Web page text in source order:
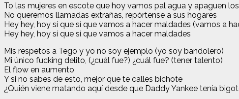
To las mujeres en escote que hoy vamos pal agua y apaguen
No queremos llamadas extrañas, repórtense a sus hogares
Hey hey, hoy sí que sí que vamos a hacer maldades (vamos a
Hey hey, hoy sí que sí que vamos a hacer maldades
Mis respetos a Tego y yo no soy ejemplo (yo soy bandolero)
Mi único fucking delito, (¿cuál fue?) ¿cuál fue? (tener talento)
El flow en aumento
Y si no sabes de esto, mejor que te calles bichote
¿Quién viene matando aquí desde que Daddy Yankee tenía